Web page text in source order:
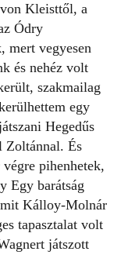
Kleisttől, a
Ódry
mert vegyesen
és nehéz volt
szakmailag
egy
Hegedűs
Zoltánnal. És
pihenhetek,
Egy barátság
Kálloy-Molnár
tapasztalat volt
játszott